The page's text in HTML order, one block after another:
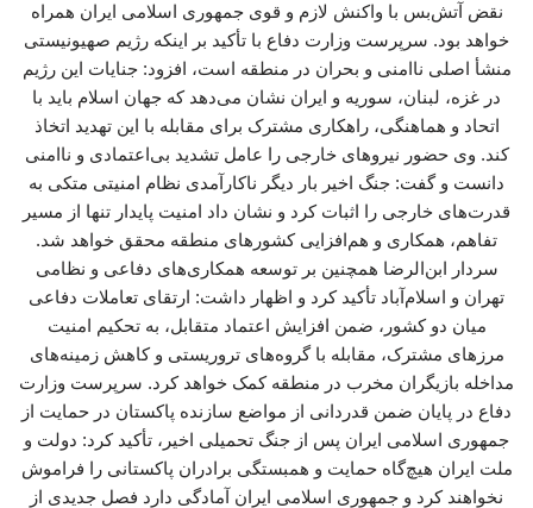
نقض آتش‌بس با واکنش لازم و قوی جمهوری اسلامی ایران همراه
خواهد بود. سرپرست وزارت دفاع با تأکید بر اینکه رژیم صهیونیستی
منشأ اصلی ناامنی و بحران در منطقه است، افزود: جنایات این رژیم
در غزه، لبنان، سوریه و ایران نشان می‌دهد که جهان اسلام باید با
اتحاد و هماهنگی، راهکاری مشترک برای مقابله با این تهدید اتخاذ
کند. وی حضور نیروهای خارجی را عامل تشدید بی‌اعتمادی و ناامنی
دانست و گفت: جنگ اخیر بار دیگر ناکارآمدی نظام امنیتی متکی به
قدرت‌های خارجی را اثبات کرد و نشان داد امنیت پایدار تنها از مسیر
تفاهم، همکاری و هم‌افزایی کشورهای منطقه محقق خواهد شد.
سردار ابن‌الرضا همچنین بر توسعه همکاری‌های دفاعی و نظامی
تهران و اسلام‌آباد تأکید کرد و اظهار داشت: ارتقای تعاملات دفاعی
میان دو کشور، ضمن افزایش اعتماد متقابل، به تحکیم امنیت
مرزهای مشترک، مقابله با گروه‌های تروریستی و کاهش زمینه‌های
مداخله بازیگران مخرب در منطقه کمک خواهد کرد. سرپرست وزارت
دفاع در پایان ضمن قدردانی از مواضع سازنده پاکستان در حمایت از
جمهوری اسلامی ایران پس از جنگ تحمیلی اخیر، تأکید کرد: دولت و
ملت ایران هیچ‌گاه حمایت و همبستگی برادران پاکستانی را فراموش
نخواهند کرد و جمهوری اسلامی ایران آمادگی دارد فصل جدیدی از